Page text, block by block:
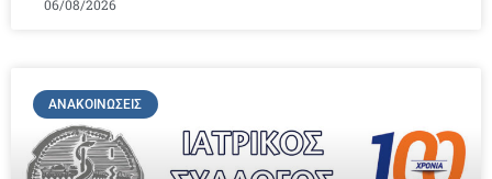
06/08/2026
ΑΝΑΚΟΙΝΏΣΕΙΣ